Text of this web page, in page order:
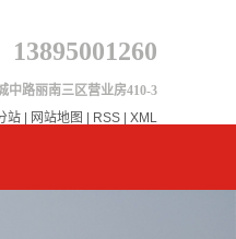
13895001260
中路丽南三区营业房410-3
站 网站地图 RSS XML